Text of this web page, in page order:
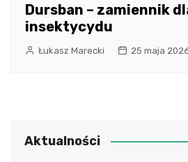
Dursban – zamiennik
insektycydu
Łukasz Marecki 25 maja
Aktualności